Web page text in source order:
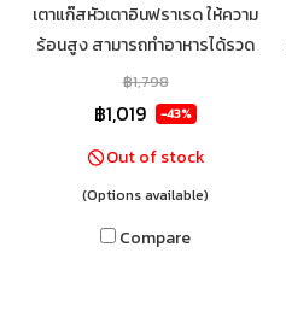
เตาแก๊สหัวเตาอินฟราเรด ให้ความ
ร้อนสูง สามารถทำอาหารได้รวด
เร็วช กระจกนิรภัยหนา 7mm เสริม
ฟอยกันความร้อนใต้กระจก
฿1,798
฿1,019 -43%
Out of stock
(Options available)
Compare